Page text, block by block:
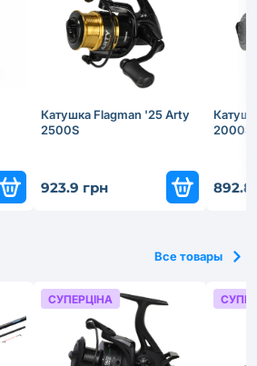
Катушка Flagman '25 Arty
2500S
923.9 грн
2000S
892.8
Все товары
СУПЕРЦІНА